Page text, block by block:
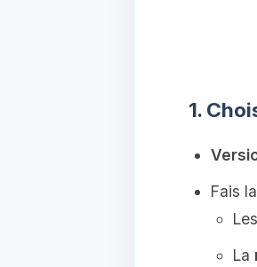
1.
Fais
Les
La